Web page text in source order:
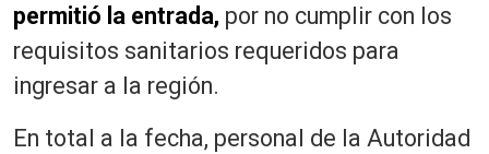
permitió la entrada, por no cumplir con los
requisitos sanitarios requeridos para
ingresar a la región.
En total a la fecha, personal de la Autoridad